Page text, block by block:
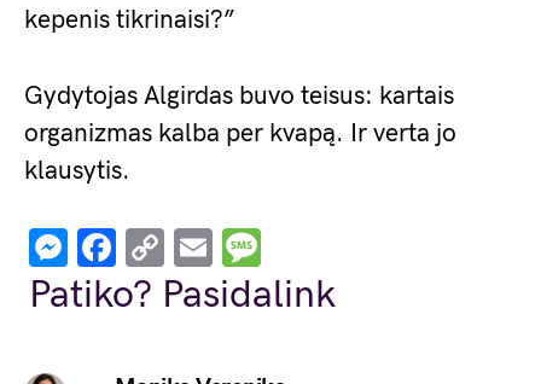
kepenis tikrinaisi?”
Gydytojas Algirdas buvo teisus: kartais
organizmas kalba per kvapą. Ir verta jo
klausytis.
Messenger
Facebook
Copy
Link
Email
Patiko? Pasidalink